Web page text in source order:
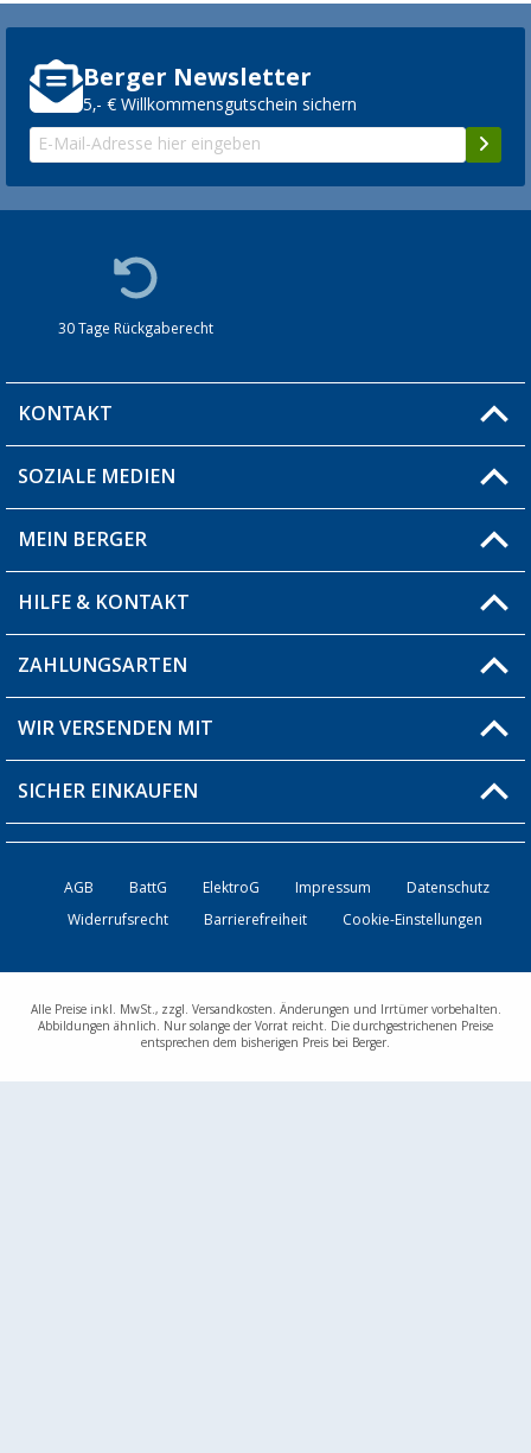
Berger Newsletter
5,- € Willkommensgutschein sichern
30 Tage Rückgaberecht
KONTAKT
Du hast eine Frage?
Filiale finden
SOZIALE MEDIEN
MEIN BERGER
Blog
Produkttester
Über uns
HILFE & KONTAKT
Fragen & Antworten / FAQ
Versandinformationen
Bestellstatus
Kontakt
ZAHLUNGSARTEN
WIR VERSENDEN MIT
SICHER EINKAUFEN
AGB BattG ElektroG Impressum
Datenschutz
Widerrufsrecht
Barrierefreiheit Cookie-Einstellungen
Alle Preise inkl. MwSt., zzgl. Versandkosten. Änderungen und Irrtümer vorbehalten.
Abbildungen ähnlich. Nur solange der Vorrat reicht. Die durchgestrichenen Preise
entsprechen dem bisherigen Preis bei Berger.